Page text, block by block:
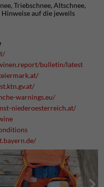
Triebschnee, Altschnee,
Hinweise auf die jeweils
bulletin/latest
warnings.eu/
niederoesterreich.at/